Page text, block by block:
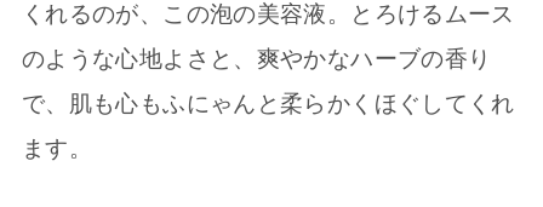
くれるのが、この泡の美容液。とろけるムース
のような心地よさと、爽やかなハーブの香り
で、肌も心もふにゃんと柔らかくほぐしてくれ
ます。